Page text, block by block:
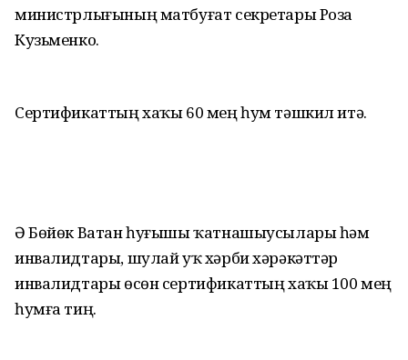
министрлығының матбуғат секретары Роза
Кузьменко.
Сертификаттың хаҡы 60 мең һум тәшкил итә.
Ә Бөйөк Ватан һуғышы ҡатнашыусылары һәм
инвалидтары, шулай уҡ хәрби хәрәкәттәр
инвалидтары өсөн сертификаттың хаҡы 100 мең
һумға тиң.